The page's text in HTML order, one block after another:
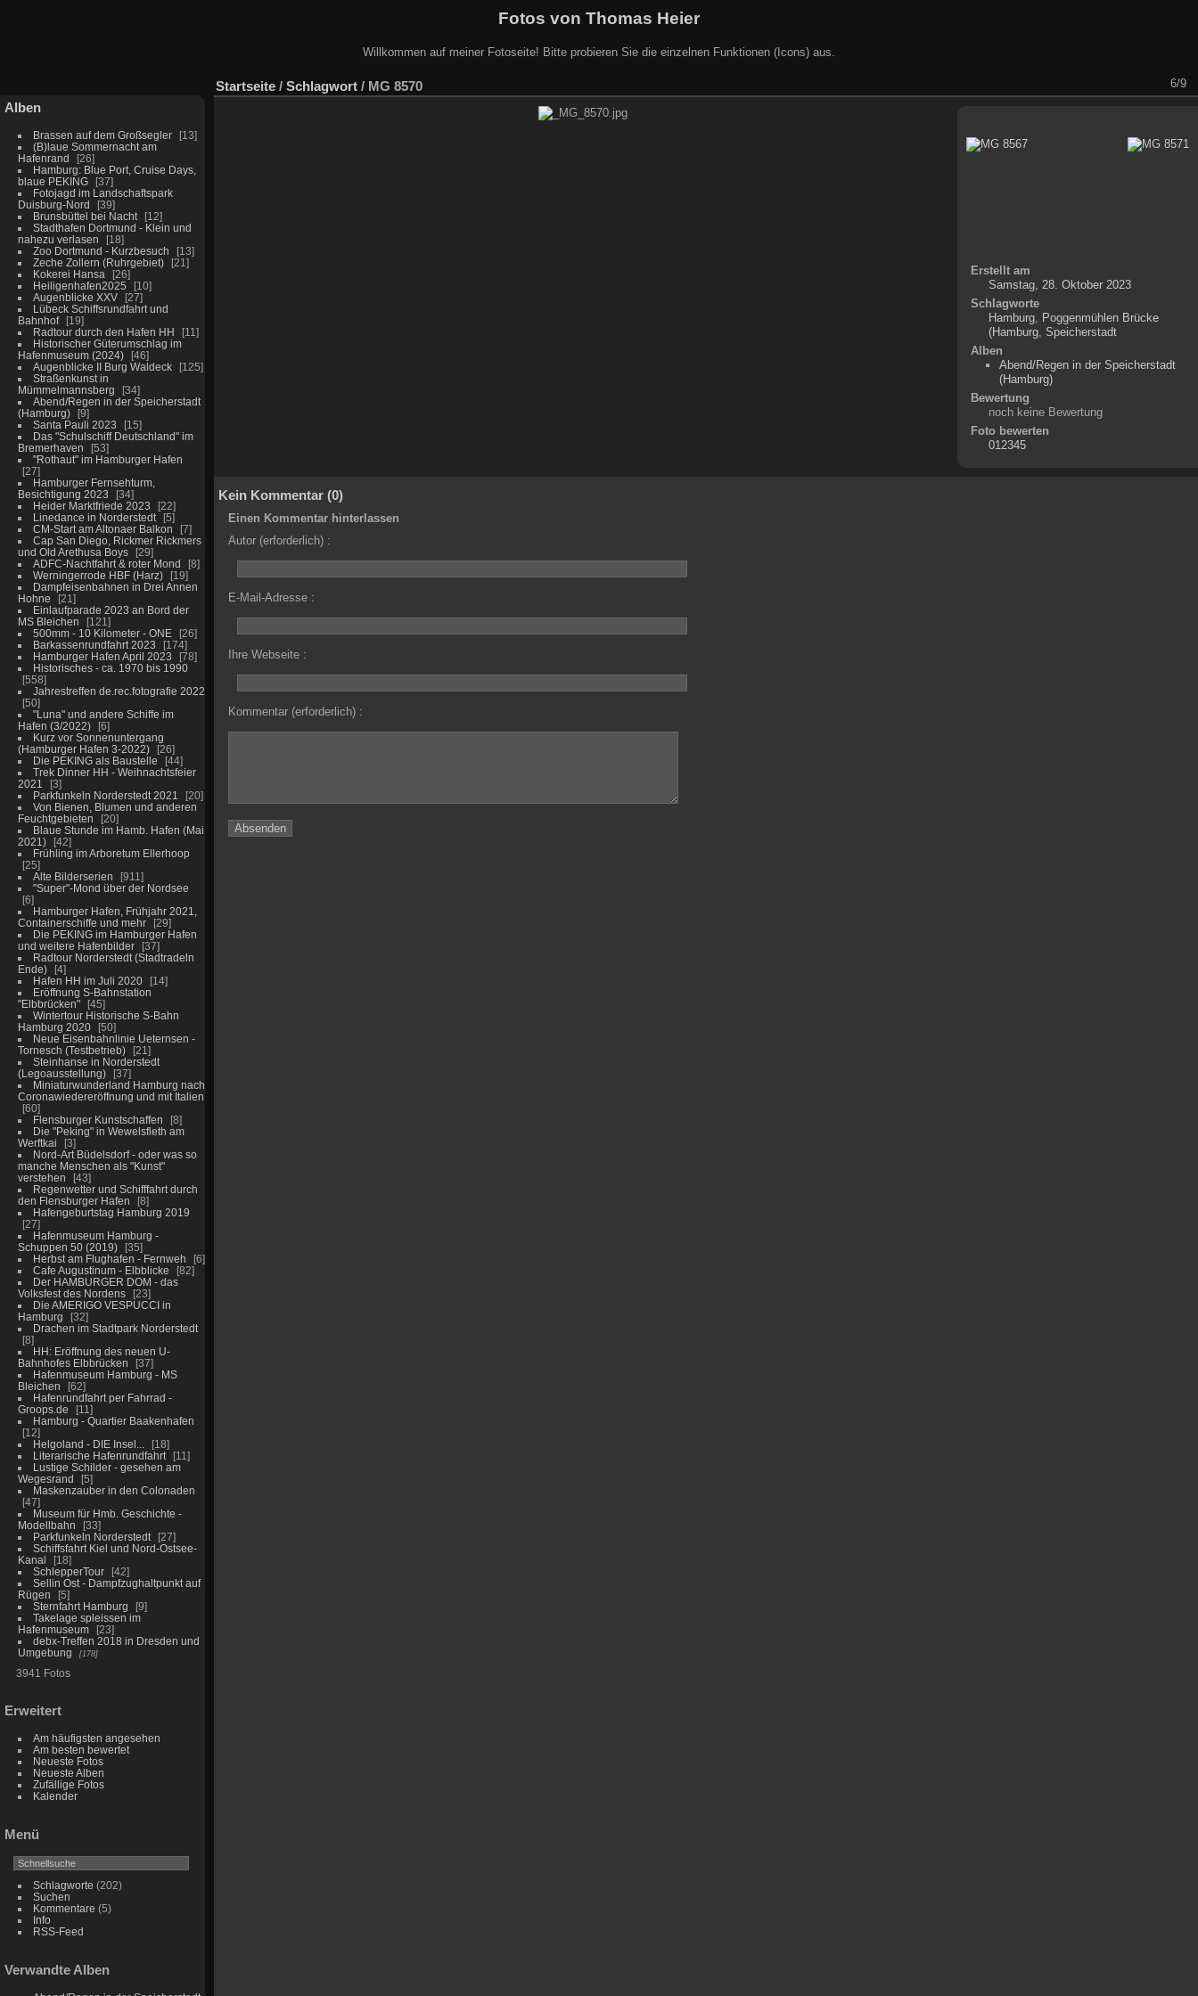
Fotos von Thomas Heier
Willkommen auf meiner Fotoseite! Bitte probieren Sie die einzelnen Funktionen (Icons) aus.
Alben
Brassen auf dem Großsegler
13
(B)laue Sommernacht am
Hafenrand
26
Hamburg: Blue Port, Cruise Days,
blaue PEKING
37
Fotojagd im Landschaftspark
Duisburg-Nord
39
Brunsbüttel bei Nacht
12
Stadthafen Dortmund - Klein und
nahezu verlasen
18
Zoo Dortmund - Kurzbesuch
13
Zeche Zollern (Ruhrgebiet)
21
Kokerei Hansa
26
Heiligenhafen2025
10
Augenblicke XXV
27
Lübeck Schiffsrundfahrt und
Bahnhof
19
Radtour durch den Hafen HH
11
Historischer Güterumschlag im
Hafenmuseum (2024)
46
Augenblicke II Burg Waldeck
125
Straßenkunst in
Mümmelmannsberg
34
Abend/Regen in der Speicherstadt
(Hamburg)
9
Santa Pauli 2023
15
Das "Schulschiff Deutschland" im
Bremerhaven
53
"Rothaut" im Hamburger Hafen
27
Hamburger Fernsehturm,
Besichtigung 2023
34
Heider Marktfriede 2023
22
Linedance in Norderstedt
5
CM-Start am Altonaer Balkon
7
Cap San Diego, Rickmer Rickmers
und Old Arethusa Boys
29
ADFC-Nachtfahrt & roter Mond
8
Werningerrode HBF (Harz)
19
Dampfeisenbahnen in Drei Annen
Hohne
21
Einlaufparade 2023 an Bord der
MS Bleichen
121
500mm - 10 Kilometer - ONE
26
Barkassenrundfahrt 2023
174
Hamburger Hafen April 2023
78
Historisches - ca. 1970 bis 1990
558
Jahrestreffen de.rec.fotografie 2022
50
"Luna" und andere Schiffe im
Hafen (3/2022)
6
Kurz vor Sonnenuntergang
(Hamburger Hafen 3-2022)
26
Die PEKING als Baustelle
44
Trek Dinner HH - Weihnachtsfeier
2021
3
Parkfunkeln Norderstedt 2021
20
Von Bienen, Blumen und anderen
Feuchtgebieten
20
Blaue Stunde im Hamb. Hafen (Mai
2021)
42
Frühling im Arboretum Ellerhoop
25
Alte Bilderserien
911
"Super"-Mond über der Nordsee
6
Hamburger Hafen, Frühjahr 2021,
Containerschiffe und mehr
29
Die PEKING im Hamburger Hafen
und weitere Hafenbilder
37
Radtour Norderstedt (Stadtradeln
Ende)
4
Hafen HH im Juli 2020
14
Eröffnung S-Bahnstation
"Elbbrücken"
45
Wintertour Historische S-Bahn
Hamburg 2020
50
Neue Eisenbahnlinie Ueternsen -
Tornesch (Testbetrieb)
21
Steinhanse in Norderstedt
(Legoausstellung)
37
Miniaturwunderland Hamburg nach
Coronawiedereröffnung und mit Italien
60
Flensburger Kunstschaffen
8
Die "Peking" in Wewelsfleth am
Werftkai
3
Nord-Art Büdelsdorf - oder was so
manche Menschen als "Kunst"
verstehen
43
Regenwetter und Schifffahrt durch
den Flensburger Hafen
8
Hafengeburtstag Hamburg 2019
27
Hafenmuseum Hamburg -
Schuppen 50 (2019)
35
Herbst am Flughafen - Fernweh
6
Cafe Augustinum - Elbblicke
82
Der HAMBURGER DOM - das
Volksfest des Nordens
23
Die AMERIGO VESPUCCI in
Hamburg
32
Drachen im Stadtpark Norderstedt
8
HH: Eröffnung des neuen U-
Bahnhofes Elbbrücken
37
Hafenmuseum Hamburg - MS
Bleichen
62
Hafenrundfahrt per Fahrrad -
Groops.de
11
Hamburg - Quartier Baakenhafen
12
Helgoland - DIE Insel...
18
Literarische Hafenrundfahrt
11
Lustige Schilder - gesehen am
Wegesrand
5
Maskenzauber in den Colonaden
47
Museum für Hmb. Geschichte -
Modellbahn
33
Parkfunkeln Norderstedt
27
Schiffsfahrt Kiel und Nord-Ostsee-
Kanal
18
SchlepperTour
42
Sellin Ost - Dampfzughaltpunkt auf
Rügen
5
Sternfahrt Hamburg
9
Takelage spleissen im
Hafenmuseum
23
debx-Treffen 2018 in Dresden und
Umgebung
178
3941 Fotos
Erweitert
Am häufigsten angesehen
Am besten bewertet
Neueste Fotos
Neueste Alben
Zufällige Fotos
Kalender
Menü
Schlagworte (202)
Suchen
Kommentare (5)
Info
RSS-Feed
Verwandte Alben
Startseite / Schlagwort / MG 8570 6/9
Erstellt am
Samstag, 28. Oktober 2023
Schlagworte
Hamburg, Poggenmühlen Brücke
(Hamburg, Speicherstadt
Alben
Abend/Regen in der Speicherstadt
(Hamburg)
Bewertung
noch keine Bewertung
Foto bewerten
Kein Kommentar (0)
Einen Kommentar hinterlassen
Autor (erforderlich) :
E-Mail-Adresse :
Ihre Webseite :
Kommentar (erforderlich) :